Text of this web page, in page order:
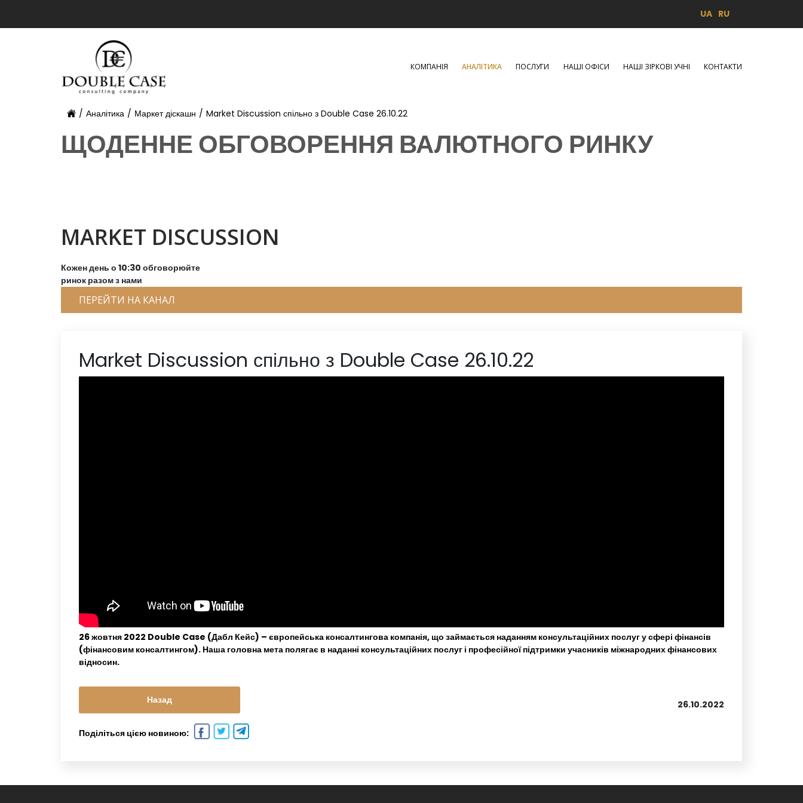
UA RU
КОМПАНІЯ АНАЛІТИКА ПОСЛУГИ НАШІ ОФІСИ НАШІ ЗІРКОВІ УЧНІ КОНТАКТИ
/ Аналітика / Маркет діскашн / Market Discussion спільно з Double Case 26.10.22
ЩОДЕННЕ ОБГОВОРЕННЯ ВАЛЮТНОГО РИНКУ
MARKET DISCUSSION
Кожен день о 10:30 обговорюйте
ринок разом з нами
ПЕРЕЙТИ НА КАНАЛ
Market Discussion спільно з Double Case 26.10.22
26 жовтня 2022 Double Case (Дабл Кейс) – європейська консалтингова компанія, що займається наданням консультаційних послуг у сфері фінансів
(фінансовим консалтингом). Наша головна мета полягає в наданні консультаційних послуг і професійної підтримки учасників міжнародних фінансових
відносин.
Назад 26.10.2022
Поділіться цією новиною: